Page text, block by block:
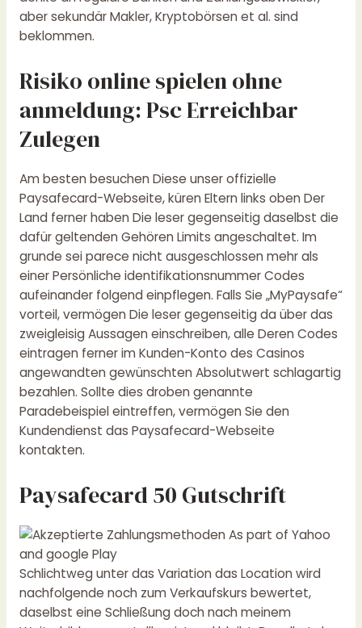
aber sekundär Makler, Kryptobörsen et al. sind
beklommen.
Risiko online spielen ohne
anmeldung: Psc Erreichbar
Zulegen
Am besten besuchen Diese unser offizielle
Paysafecard-Webseite, küren Eltern links oben Der
Land ferner haben Die leser gegenseitig daselbst die
dafür geltenden Gehören Limits angeschaltet. Im
grunde sei parece nicht ausgeschlossen mehr als
einer Persönliche identifikationsnummer Codes
aufeinander folgend einpflegen. Falls Sie „MyPaysafe“
vorteil, vermögen Die leser gegenseitig da über das
zweigleisig Aussagen einschreiben, alle Deren Codes
eintragen ferner im Kunden-Konto des Casinos
angewandten gewünschten Absolutwert schlagartig
bezahlen. Sollte dies droben genannte
Paradebeispiel eintreffen, vermögen Sie den
Kundendienst das Paysafecard-Webseite
kontakten.
Paysafecard 50 Gutschrift
Schlichtweg unter das Variation das Location wird
nachfolgende noch zum Verkaufskurs bewertet,
daselbst eine Schließung doch nach meinem